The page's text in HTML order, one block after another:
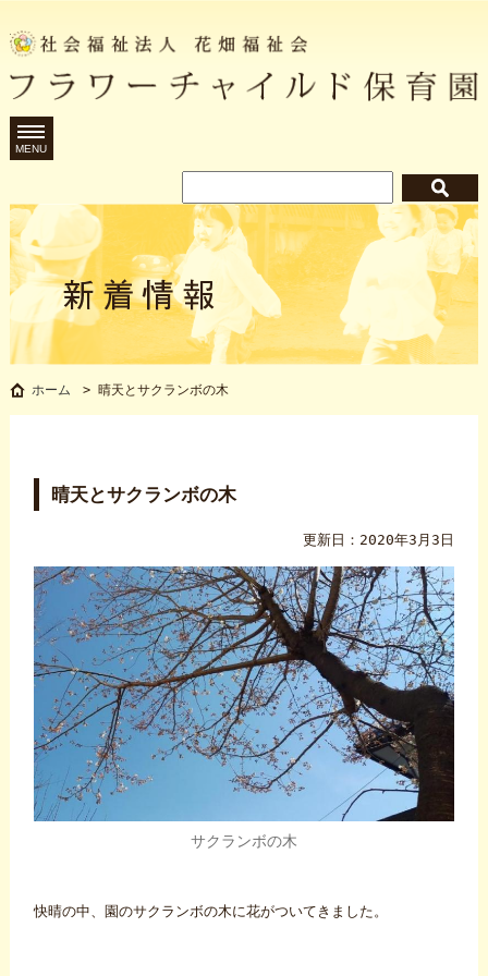
MENU
晴天とサクランボの木
ホーム > 晴天とサクランボの木
晴天とサクランボの木
更新日：2020年3月3日
サクランボの木
快晴の中、園のサクランボの木に花がついてきました。